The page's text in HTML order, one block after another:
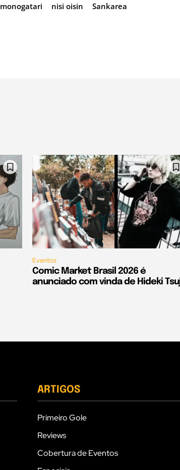
monogatari nisi oisin
Sankarea
Eventos
Comic Market Brasil 2026 é
anunciado com vinda de Hideki
ARTIGOS
Primeiro Gole
Reviews
Cobertura de Eventos